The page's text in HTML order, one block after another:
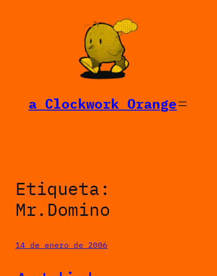
a Clockwork Orange
Etiqueta:
Mr.Domino
14 de enero de 2006